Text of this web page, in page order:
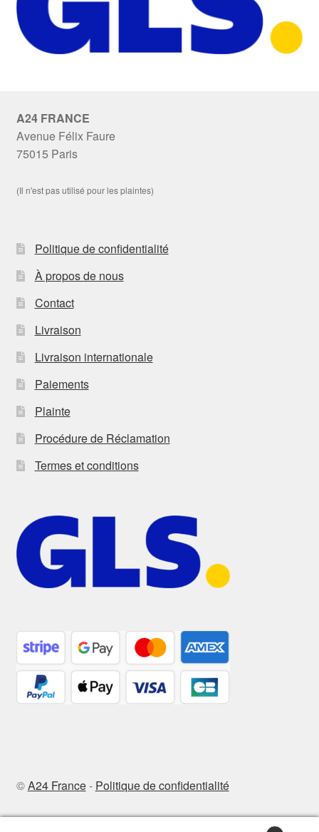
A24 FRANCE
Avenue Félix Faure
75015 Paris
(Il n'est pas utilisé pour les plaintes)
Politique de confidentialité
À propos de nous
Contact
Livraison
Livraison internationale
Paiements
Plainte
Procédure de Réclamation
Termes et conditions
©A24 France- Politique de confidentialité